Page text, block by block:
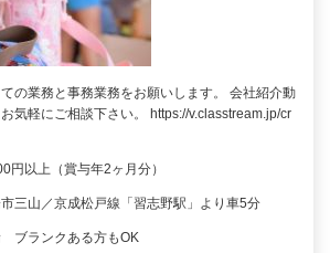
の業務と事務業務をお願いします。 会社紹介動
気軽にご相談下さい。 https://v.classtream.jp/cr
円以上（賞与年2ヶ月分）
三山／京成松戸線「習志野駅」より車5分
ブランクある方もOK